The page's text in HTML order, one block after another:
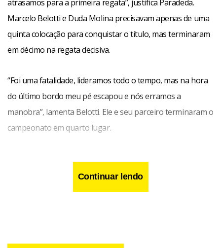
atrasamos para a primeira regata”, justifica Paradeda.
Marcelo Belotti e Duda Molina precisavam apenas de uma
quinta colocação para conquistar o título, mas terminaram
em décimo na regata decisiva.
“Foi uma fatalidade, lideramos todo o tempo, mas na hora
do último bordo meu pé escapou e nós erramos a
manobra”, lamenta Belotti. Ele e seu parceiro terminaram o
campeonato em quarto lugar.
Continuar lendo